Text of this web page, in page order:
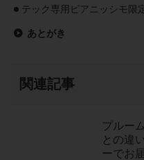
テック専用ピアニッシモ限
あとがき
関連記事
プルー
との違
ーでお